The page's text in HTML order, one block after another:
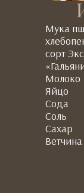
Мука
сорт
Молоко
Яйцо
Сода
Соль
Сахар
Ветчина